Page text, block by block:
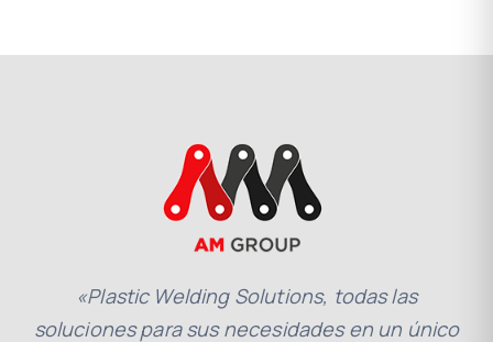
«Plastic Welding Solutions, todas las
soluciones para sus necesidades en un único